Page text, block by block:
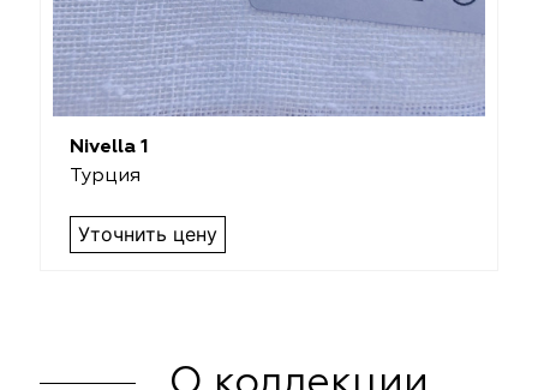
Nivella 1
Турция
Уточнить цену